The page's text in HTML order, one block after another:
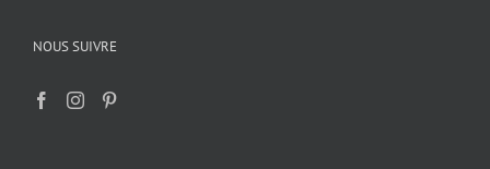
NOUS SUIVRE